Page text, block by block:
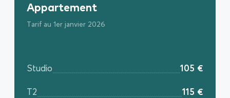
Appartement
Tarif au 1er janvier 2026
Studio 105 €
T2 115 €